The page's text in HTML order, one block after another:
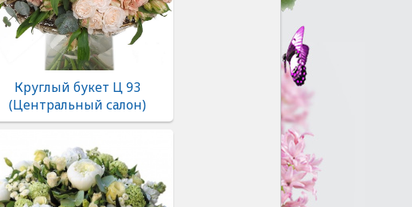
Круглый букет Ц 93
(Центральный салон)